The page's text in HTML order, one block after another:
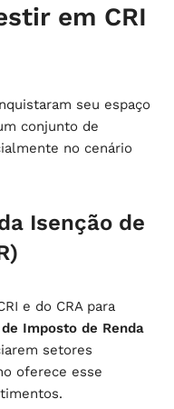
em CRI
seu espaço
conjunto de
no cenário
Isenção de
e do CRA para
Imposto de Renda
setores
oferece esse